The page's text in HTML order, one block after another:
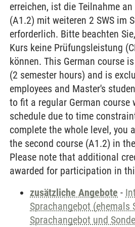
erreichen, ist die Teilnahme
(A1.2) mit weiteren 2 SWS im
erforderlich. Bitte beachten
Kurs keine Prüfungsleistung
können. This German course
(2 semester hours) and is
employees and Master's
to fit a regular German course
schedule due to time
complete the whole level, you
the second course (A1.2) in
Please note that additional
awarded for participation in
zusätzliche Angebote -
Sprachangebot (ehemals
Sprachangebot und